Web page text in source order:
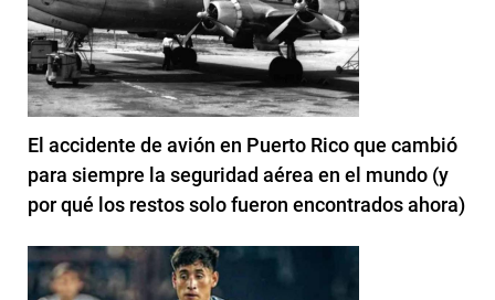
El accidente de avión en Puerto Rico que cambió
para siempre la seguridad aérea en el mundo (y
por qué los restos solo fueron encontrados ahora)